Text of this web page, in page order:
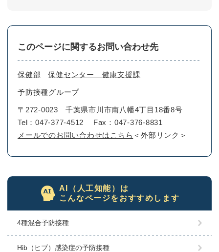
このページに関するお問い合わせ先
保健部 保健センター 健康支援課
予防接種グループ
〒272-0023
千葉県市川市南八幡4丁目18番8号
Tel：047-377-4512
Fax：047-376-8831
メールでのお問い合わせはこちら ＜外部リンク＞
AI（人工知能）は
こんなページをおすすめします
4種混合予防接種
Hib（ヒブ）感染症の予防接種